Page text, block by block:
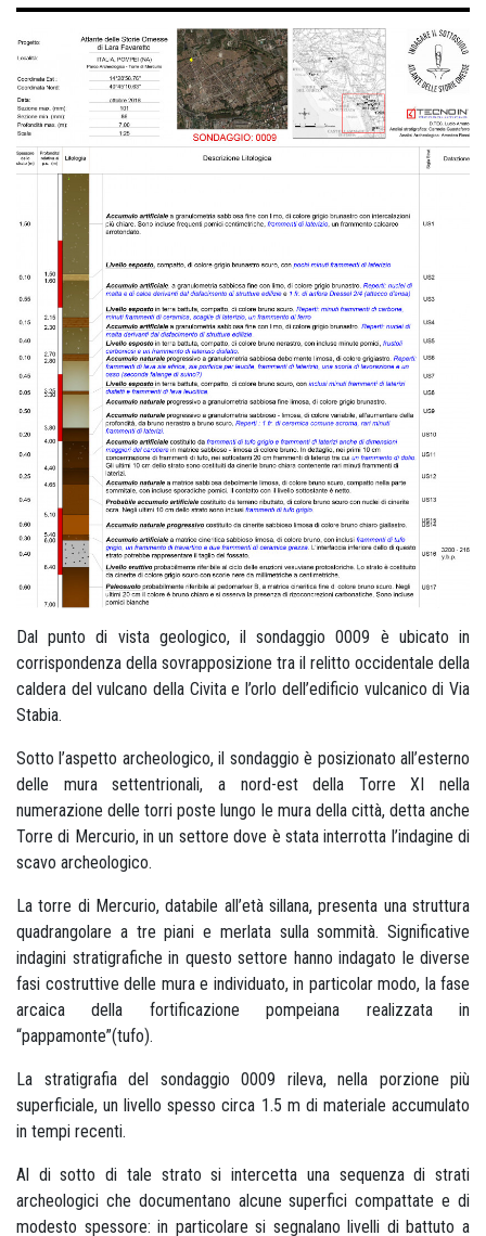
Dal punto di vista geologico, il sondaggio 0009 è ubicato in
corrispondenza della sovrapposizione tra il relitto occidentale della
caldera del vulcano della Civita e l’orlo dell’edificio vulcanico di Via
Stabia.
Sotto l’aspetto archeologico, il sondaggio è posizionato all’esterno
delle mura settentrionali, a nord-est della Torre XI nella
numerazione delle torri poste lungo le mura della città, detta anche
Torre di Mercurio, in un settore dove è stata interrotta l’indagine di
scavo archeologico.
La torre di Mercurio, databile all’età sillana, presenta una struttura
quadrangolare a tre piani e merlata sulla sommità. Significative
indagini stratigrafiche in questo settore hanno indagato le diverse
fasi costruttive delle mura e individuato, in particolar modo, la fase
arcaica della fortificazione pompeiana realizzata in
“pappamonte”(tufo).
La stratigrafia del sondaggio 0009 rileva, nella porzione più
superficiale, un livello spesso circa 1.5 m di materiale accumulato
in tempi recenti.
Al di sotto di tale strato si intercetta una sequenza di strati
archeologici che documentano alcune superfici compattate e di
modesto spessore: in particolare si segnalano livelli di battuto a